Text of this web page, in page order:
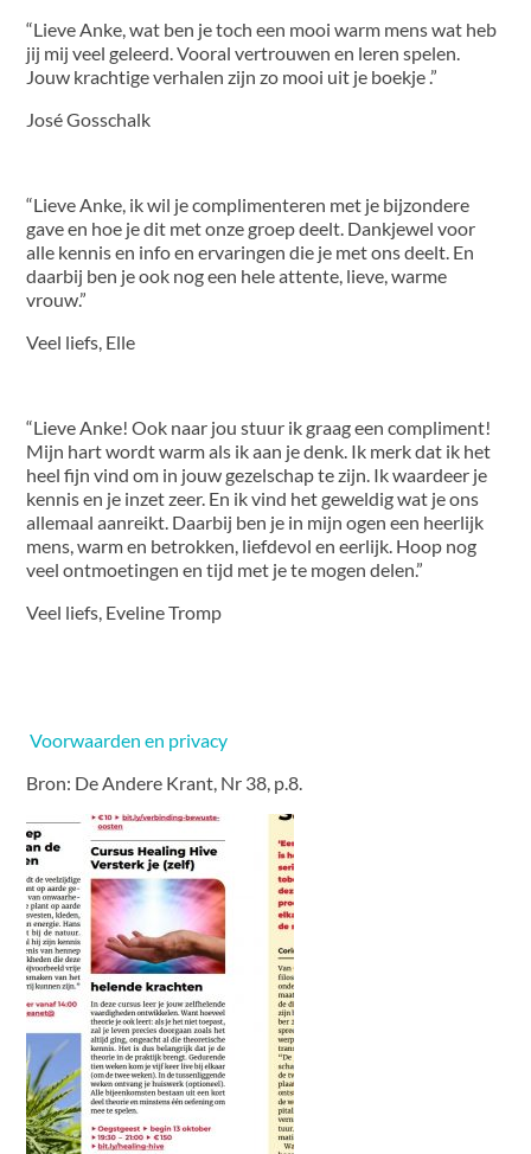
“Lieve Anke, wat ben je toch een mooi warm mens wat heb
jij mij veel geleerd. Vooral vertrouwen en leren spelen.
Jouw krachtige verhalen zijn zo mooi uit je boekje .”
José Gosschalk
“Lieve Anke, ik wil je complimenteren met je bijzondere
gave en hoe je dit met onze groep deelt. Dankjewel voor
alle kennis en info en ervaringen die je met ons deelt. En
daarbij ben je ook nog een hele attente, lieve, warme
vrouw.”
Veel liefs, Elle
“Lieve Anke! Ook naar jou stuur ik graag een compliment!
Mijn hart wordt warm als ik aan je denk. Ik merk dat ik het
heel fijn vind om in jouw gezelschap te zijn. Ik waardeer je
kennis en je inzet zeer. En ik vind het geweldig wat je ons
allemaal aanreikt. Daarbij ben je in mijn ogen een heerlijk
mens, warm en betrokken, liefdevol en eerlijk. Hoop nog
veel ontmoetingen en tijd met je te mogen delen.”
Veel liefs, Eveline Tromp
Voorwaarden en privacy
Bron: De Andere Krant, Nr 38, p.8.